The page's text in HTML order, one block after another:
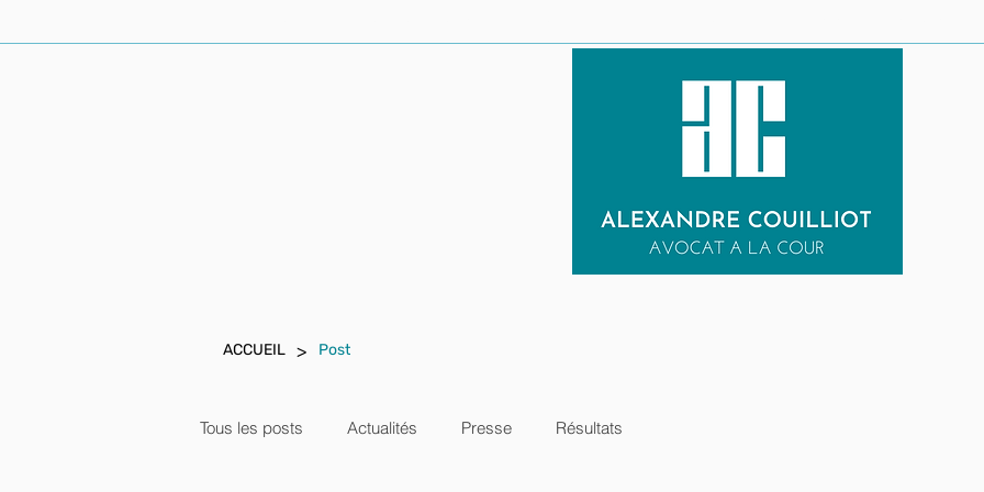
ACCUEIL > Post
Tous les posts Actualités Presse Résultats